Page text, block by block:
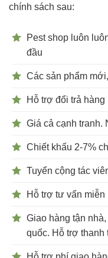
chính sách sau:
Pest shop luôn
đầu
Các sản phẩm
Hỗ trợ đổi trả
Giá cả cạnh tranh.
Chiết khấu 2-7%
Tuyển cộng tác
Hỗ trợ tư vấn miễn
Giao hàng tận
quốc. Hỗ trợ thanh